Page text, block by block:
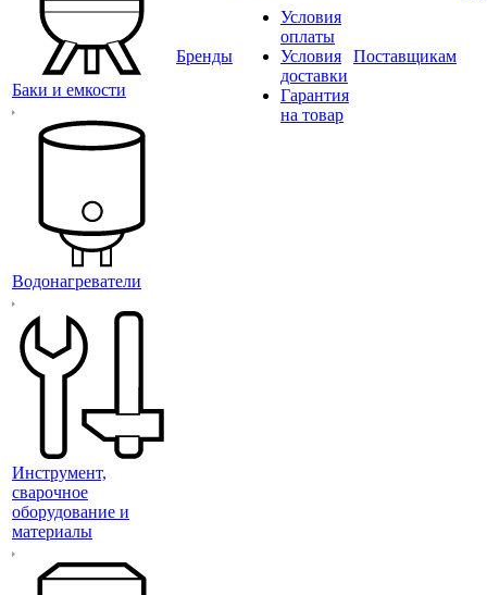
Баки и емкости
Водонагреватели
Инструмент,
сварочное
оборудование и
материалы
Бренды
Условия
оплаты
Условия
доставки
Гарантия
на товар
Поставщикам